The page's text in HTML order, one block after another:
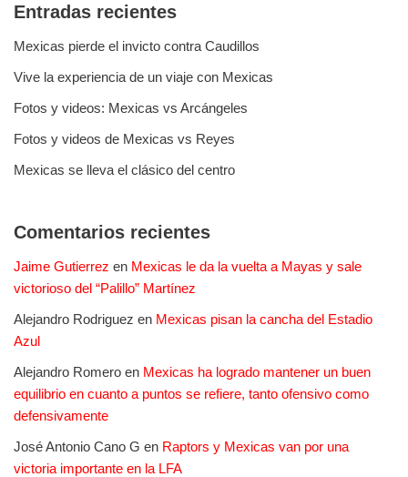
Entradas recientes
Mexicas pierde el invicto contra Caudillos
Vive la experiencia de un viaje con Mexicas
Fotos y videos: Mexicas vs Arcángeles
Fotos y videos de Mexicas vs Reyes
Mexicas se lleva el clásico del centro
Comentarios recientes
Jaime Gutierrez en Mexicas le da la vuelta a Mayas y sale
victorioso del “Palillo” Martínez
Alejandro Rodriguez en Mexicas pisan la cancha del Estadio
Azul
Alejandro Romero en Mexicas ha logrado mantener un buen
equilibrio en cuanto a puntos se refiere, tanto ofensivo como
defensivamente
José Antonio Cano G en Raptors y Mexicas van por una
victoria importante en la LFA